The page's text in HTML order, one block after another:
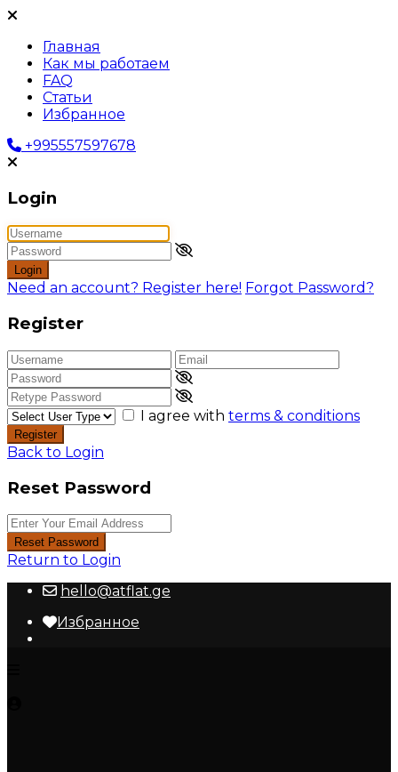
Главная
Как мы работаем
FAQ
Статьи
Избранное
+995557597678
Login
Login
Need an account? Register here! Forgot Password?
Register
I agree with terms & conditions
Register
Back to Login
Reset Password
Reset Password
Return to Login
hello@atflat.ge
Избранное